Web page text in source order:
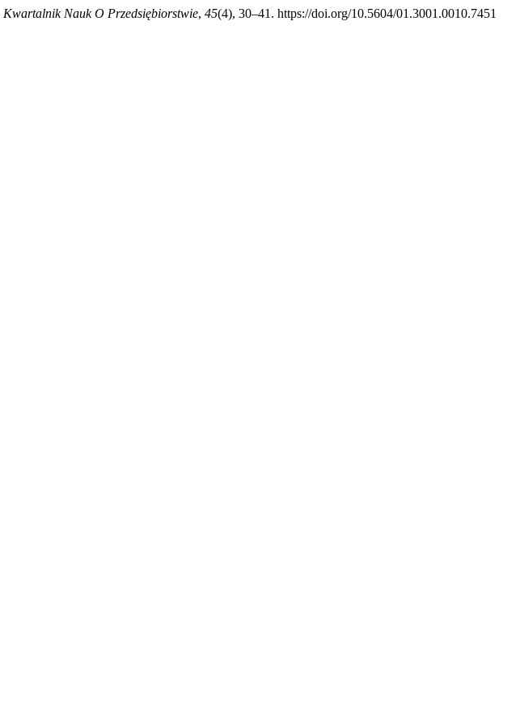
Kwartalnik Nauk O Przedsiębiorstwie, 45(4), 30–41. https://doi.org/10.5604/01.3001.0010.7451